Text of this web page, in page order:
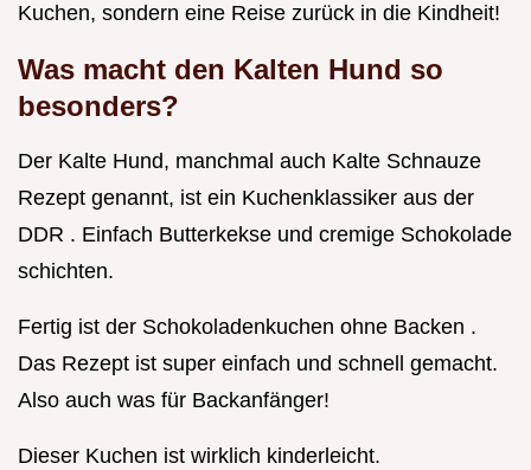
Kuchen, sondern eine Reise zurück in die Kindheit!
Was macht den Kalten Hund so
besonders?
Der Kalte Hund, manchmal auch Kalte Schnauze
Rezept genannt, ist ein Kuchenklassiker aus der
DDR . Einfach Butterkekse und cremige Schokolade
schichten.
Fertig ist der Schokoladenkuchen ohne Backen .
Das Rezept ist super einfach und schnell gemacht.
Also auch was für Backanfänger!
Dieser Kuchen ist wirklich kinderleicht.